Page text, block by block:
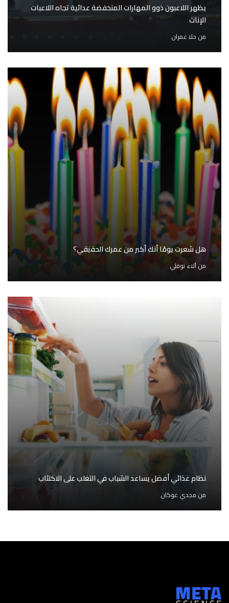
يظهر اللاعبون ذوو المهارات المنخفضة عدائية تجاه اللاعبات
الإناث
من حلا عمران
هل شعرت يومًا أنك أكبر من عمرك الحقيقي؟
منآلاء نوفلي
نظام غذائي أفضل يساعد الشباب في التغلب على الاكتئاب
من مجدي عوكان